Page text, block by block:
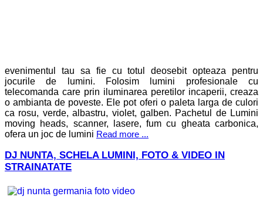
evenimentul tau sa fie cu totul deosebit opteaza pentru
jocurile de lumini. Folosim lumini profesionale cu
telecomanda care prin iluminarea peretilor incaperii, creaza
o ambianta de poveste. Ele pot oferi o paleta larga de culori
ca rosu, verde, albastru, violet, galben. Pachetul de Lumini
moving heads, scanner, lasere, fum cu gheata carbonica,
ofera un joc de lumini Read more ...
DJ NUNTA, SCHELA LUMINI, FOTO & VIDEO IN
STRAINATATE